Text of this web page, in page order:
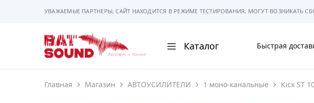
УВАЖАЕМЫЕ ПАРТНЕРЫ, САЙТ НАХОДИТСЯ В РЕЖИМЕ ТЕСТИРОВАНИЯ, МОГУТ ВОЗНИКАТЬ
BAT
Sound
Каталог
АВТОМАГНИТОЛЫ
Быстрая
Главная Магазин АВТОУСИЛИТЕЛИ 1 моно-канальные Kicx ST